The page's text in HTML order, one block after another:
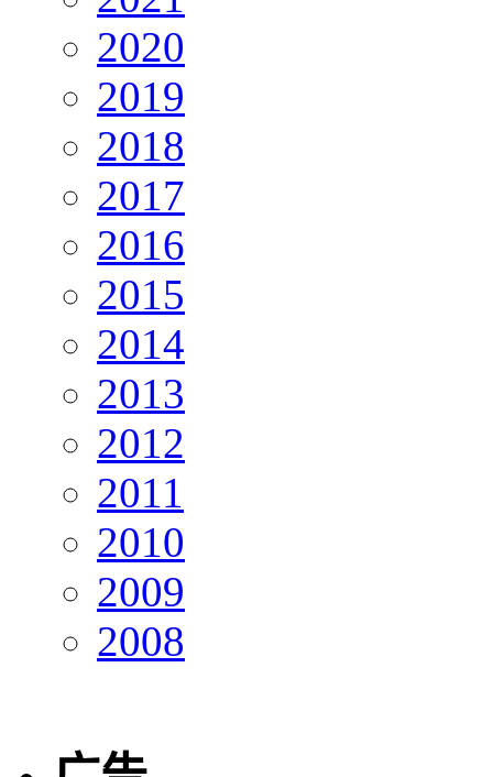
2020
2019
2018
2017
2016
2015
2014
2013
2012
2011
2010
2009
2008